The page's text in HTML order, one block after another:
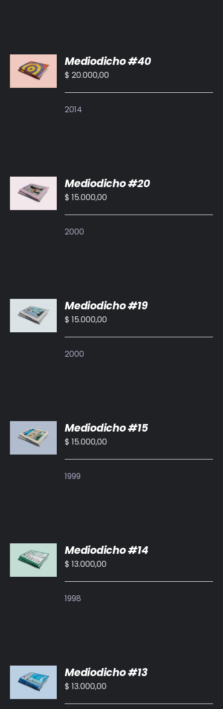
AL
CARRITO
/
Mediodicho #40
$ 20.000,00
2014
AL
CARRITO
/
Mediodicho #20
$ 15.000,00
2000
AL
CARRITO
/
Mediodicho #19
$ 15.000,00
2000
AL
CARRITO
/
Mediodicho #15
$ 15.000,00
1999
AL
CARRITO
/
Mediodicho #14
$ 13.000,00
1998
AL
CARRITO
/
Mediodicho #13
$ 13.000,00